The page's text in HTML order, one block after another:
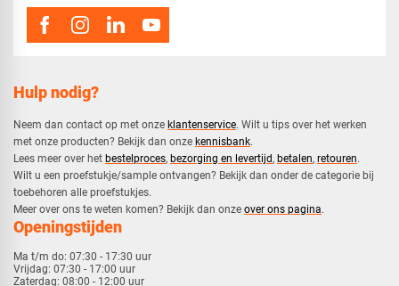
Hulp nodig?
Neem dan contact op met onze klantenservice. Wilt u tips over het werken
met onze producten? Bekijk dan onze kennisbank.
​Lees meer over het bestelproces, bezorging en levertijd, betalen, retouren.​
​Wilt u een proefstukje/sample ontvangen? Bekijk dan onder de categorie bij
toebehoren alle proefstukjes.
​​Meer over ons te weten komen? Bekijk dan onze over ons pagina.
Openingstijden
Ma t/m do: 07:30 - 17:30 uur
Vrijdag: 07:30 - 17:00 uur
Zaterdag: 08:00 - 12:00 uur